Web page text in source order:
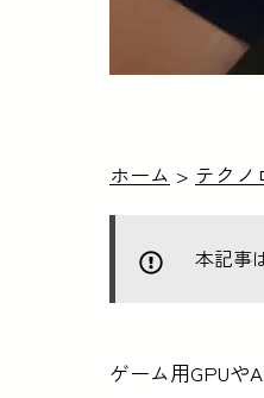
ホーム > テクノ
本記事
ゲーム用GPUや